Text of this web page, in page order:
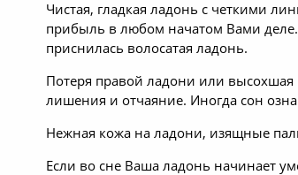
Чистая, гладкая ладонь с четкими
прибыль в любом начатом Вами деле.
приснилась волосатая ладонь.
Потеря правой ладони или высохшая
лишения и отчаяние. Иногда сон
Нежная кожа на ладони, изящные
Если во сне Ваша ладонь начинает